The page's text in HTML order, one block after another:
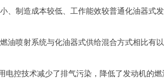
、制造成本较低、工作能效较普通化油器式发
油喷射系统与化油器式供给混合方式相比有以
用电控技术减少了排气污染，降低了发动机的